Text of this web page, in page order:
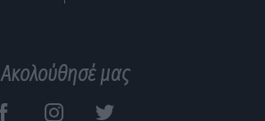
Ακολούθησέ μας